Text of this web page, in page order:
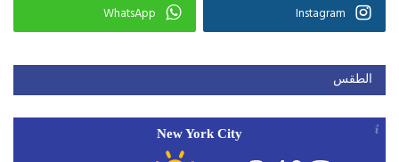
Instagram
WhatsApp
الطقس
New York City